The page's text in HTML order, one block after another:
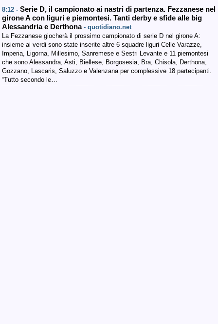
8:12 - Serie D, il campionato ai nastri di partenza. Fezzanese nel
girone A con liguri e piemontesi. Tanti derby e sfide alle big
Alessandria e Derthona - quotidiano.net
La Fezzanese giocherà il prossimo campionato di serie D nel girone A:
insieme ai verdi sono state inserite altre 6 squadre liguri Celle Varazze,
Imperia, Ligorna, Millesimo, Sanremese e Sestri Levante e 11 piemontesi
che sono Alessandra, Asti, Biellese, Borgosesia, Bra, Chisola, Derthona,
Gozzano, Lascaris, Saluzzo e Valenzana per complessive 18 partecipanti.
“Tutto secondo le…